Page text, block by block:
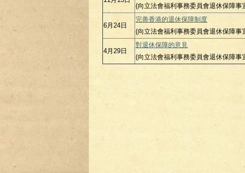
(向立法會福利事務委員會退休保障
6月24日
完善香港的退休保障制度
(向立法會福利事務委員會退休保障
4月29日
對退休保障的意見
(向立法會福利事務委員會退休保障